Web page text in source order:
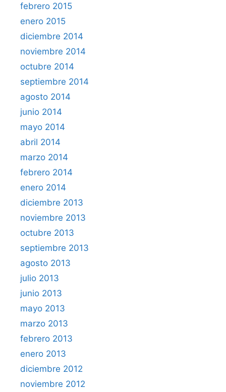
febrero 2015
enero 2015
diciembre 2014
noviembre 2014
octubre 2014
septiembre 2014
agosto 2014
junio 2014
mayo 2014
abril 2014
marzo 2014
febrero 2014
enero 2014
diciembre 2013
noviembre 2013
octubre 2013
septiembre 2013
agosto 2013
julio 2013
junio 2013
mayo 2013
marzo 2013
febrero 2013
enero 2013
diciembre 2012
noviembre 2012